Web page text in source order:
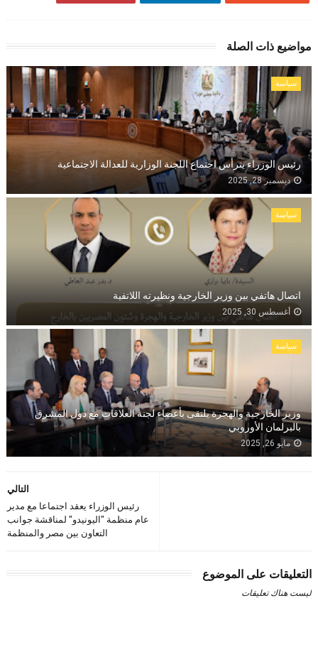
مواضيع ذات الصلة
سياسة
رئيس الوزراء يترأس اجتماع اللجنة الوزارية للعدالة الاجتماعية
ديسمبر 28, 2025
سياسة
اتصال هاتفي بين وزير الخارجية ونظيرته اللاتفية
أغسطس 30, 2025
سياسة
وزير الخارجية والهجرة يلتقى بأعضاء لجنة العلاقات مع دول المشرق
بالبرلمان الأوروبي
مايو 26, 2025
التالي
رئيس الوزراء يعقد اجتماعا مع مدير
عام منظمة "اليونيدو" لمناقشة جوانب
التعاون بين مصر والمنظمة
التعليقات على الموضوع
ليست هناك تعليقات